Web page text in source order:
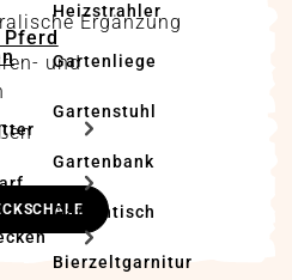
Heizstrahler
Gartenliege
Gartenstuhl
Gartenbank
Gartentisch
Bierzeltgarnitur
Ergänzung
und